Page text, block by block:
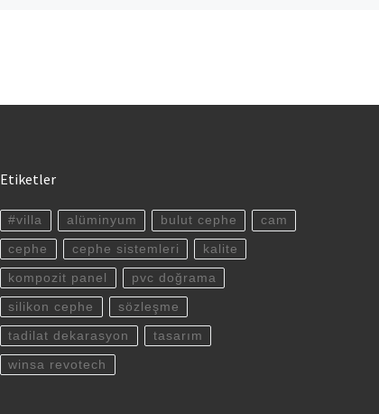
Etiketler
#villa alüminyum bulut cephe cam
cephe cephe sistemleri kalite
kompozit panel pvc doğrama
silikon cephe sözleşme
tadilat dekarasyon tasarım
winsa revotech